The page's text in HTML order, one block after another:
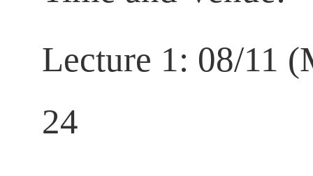
Lecture 1: 08/11
24